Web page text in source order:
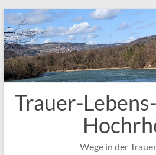
Zum
Inhalt
springen
Trauer-
Wege in der